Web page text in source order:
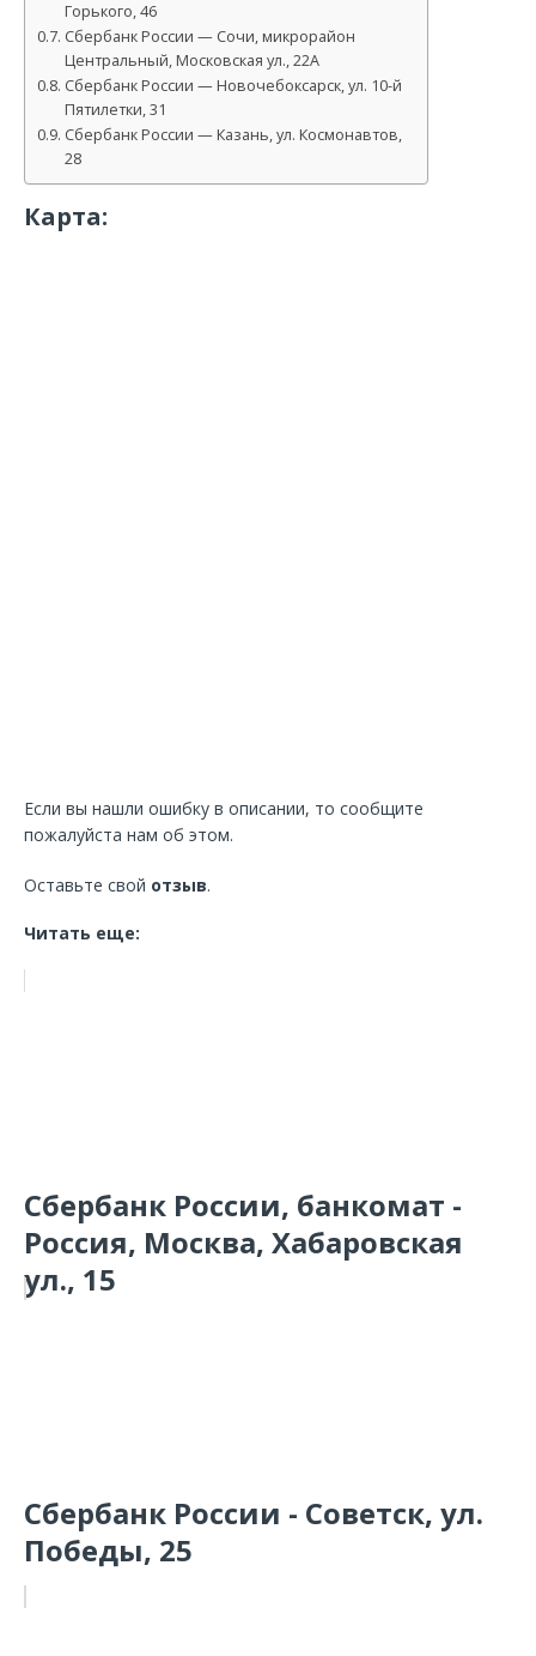
Горького, 46
Сбербанк России — Сочи, микрорайон
Центральный, Московская ул., 22А
Сбербанк России — Новочебоксарск, ул. 10-й
Пятилетки, 31
Сбербанк России — Казань, ул. Космонавтов,
28
Карта:
Если вы нашли ошибку в описании, то сообщите
пожалуйста нам об этом.
Оставьте свой отзыв.
Читать еще:
Сбербанк России, банкомат -
Россия, Москва, Хабаровская
ул., 15
Сбербанк России - Советск, ул.
Победы, 25